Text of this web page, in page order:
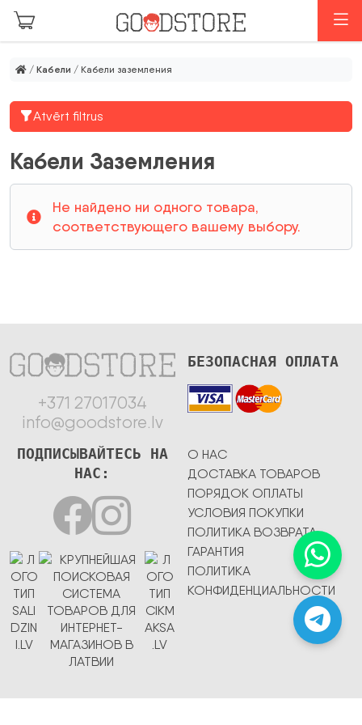
Перейти к основному содержанию
/ Кабели / Кабели заземления
Atvērt filtrus
Кабели Заземления
Не найдено ни одного товара,
соответствующего вашему выбору.
+371 27017034
info@goodstore.lv
БЕЗОПАСНАЯ ОПЛАТА
О НАС
ДОСТАВКА ТОВАРОВ
ПОРЯДОК ОПЛАТЫ
УСЛОВИЯ ПОКУПКИ
ПОЛИТИКА ВОЗВРАТА
ГАРАНТИЯ
ПОЛИТИКА
КОНФИДЕНЦИАЛЬНОСТИ
ПОДПИСЫВАЙТЕСЬ НА
НАС: